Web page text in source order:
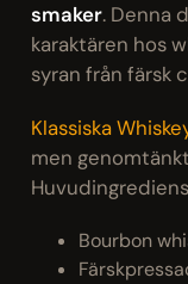
smaker. Denna
karaktären hos
syran från färsk
Klassiska
men
Bourbon